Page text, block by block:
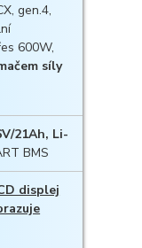
gen.4,
600W,
síly
21Ah, Li-
BMS
displej